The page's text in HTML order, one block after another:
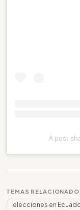
A post
TEMAS
elecciones en